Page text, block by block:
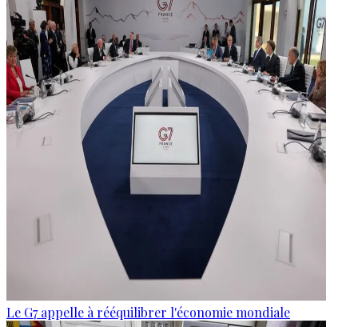
Le G7 appelle à rééquilibrer l'économie mondiale